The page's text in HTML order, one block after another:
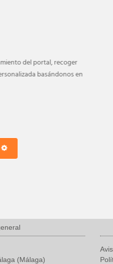
Lo mejor en
(Málaga)
del portal, recoger
basándonos en